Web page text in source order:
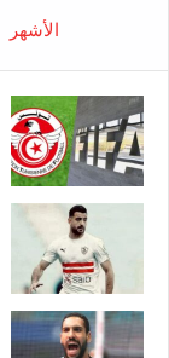
الأشهر